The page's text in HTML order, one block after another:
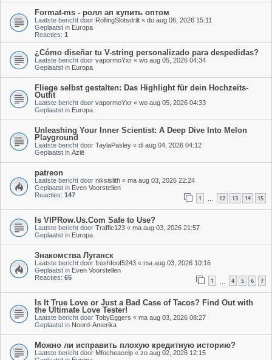
Format-ms - ролл ап купить оптом
Laatste bericht door RollingSlotsdrilt « do aug 06, 2026 15:11
Geplaatst in Europa
Reacties: 1
¿Cómo diseñar tu V-string personalizado para despedidas?
Laatste bericht door vapormoYxr « wo aug 05, 2026 04:34
Geplaatst in Europa
Fliege selbst gestalten: Das Highlight für dein Hochzeits-
Outfit
Laatste bericht door vapormoYxr « wo aug 05, 2026 04:33
Geplaatst in Europa
Unleashing Your Inner Scientist: A Deep Dive Into Melon
Playground
Laatste bericht door TaylaPasley « di aug 04, 2026 04:12
Geplaatst in Azië
patreon
Laatste bericht door niksislith « ma aug 03, 2026 22:24
Geplaatst in Even Voorstellen
Reacties: 147 1 12 13 14 15
Is VIPRow.Us.Com Safe to Use?
Laatste bericht door Traffic123 « ma aug 03, 2026 21:57
Geplaatst in Europa
Знакомства Луганск
Laatste bericht door freshfoof5243 « ma aug 03, 2026 10:16
Geplaatst in Even Voorstellen
Reacties: 65 1 4 5 6 7
Is It True Love or Just a Bad Case of Tacos? Find Out with
the Ultimate Love Tester!
Laatste bericht door TobyEggers « ma aug 03, 2026 08:27
Geplaatst in Noord-Amerika
Можно ли исправить плохую кредитную историю?
Laatste bericht door Mfocheacelp « zo aug 02, 2026 12:15